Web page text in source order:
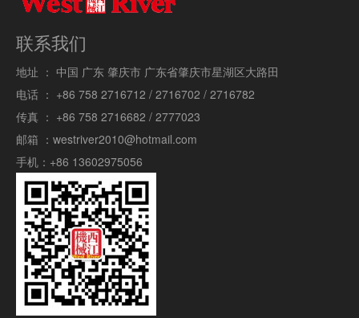
联系我们
地址 ： 中国 广东 肇庆市 广东省肇庆市星湖区大路田
电话 ： +86 758 2716712 / 2716702 / 2716782
传真 ： +86 758 2716682 / 2777023
邮箱 ： westriver2010@hotmail.com
手机： +86 13602975056